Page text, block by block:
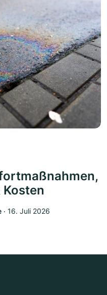
Kosten
‧ 16. Juli 2026